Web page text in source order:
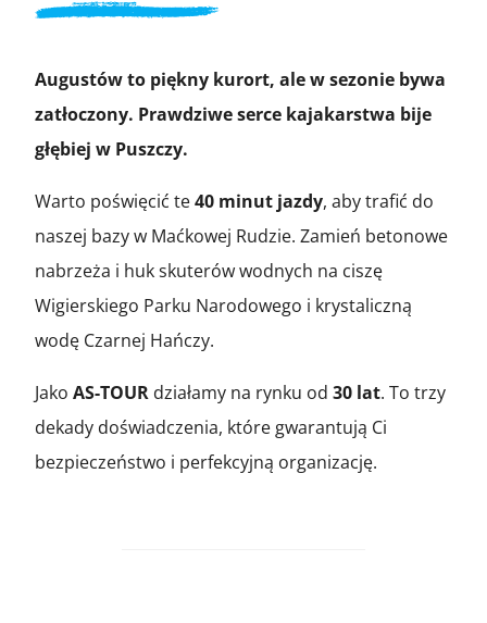
Augustów to piękny kurort, ale w sezonie bywa
zatłoczony. Prawdziwe serce kajakarstwa bije
głębiej w Puszczy.
Warto poświęcić te40 minut jazdy, aby trafić do
naszej bazy w Maćkowej Rudzie. Zamień betonowe
nabrzeża i huk skuterów wodnych na ciszę
Wigierskiego Parku Narodowego i krystaliczną
wodę Czarnej Hańczy.
Jako AS-TOUR działamy na rynku od 30 lat. To trzy
dekady doświadczenia, które gwarantują Ci
bezpieczeństwo i perfekcyjną organizację.